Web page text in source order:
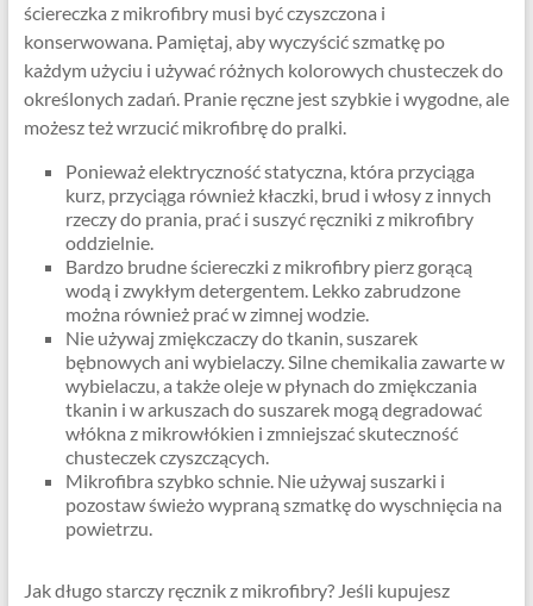
ściereczka z mikrofibry musi być czyszczona i
konserwowana. Pamiętaj, aby wyczyścić szmatkę po
każdym użyciu i używać różnych kolorowych chusteczek do
określonych zadań. Pranie ręczne jest szybkie i wygodne, ale
możesz też wrzucić mikrofibrę do pralki.
Ponieważ elektryczność statyczna, która przyciąga
kurz, przyciąga również kłaczki, brud i włosy z innych
rzeczy do prania, prać i suszyć ręczniki z mikrofibry
oddzielnie.
Bardzo brudne ściereczki z mikrofibry pierz gorącą
wodą i zwykłym detergentem. Lekko zabrudzone
można również prać w zimnej wodzie.
Nie używaj zmiękczaczy do tkanin, suszarek
bębnowych ani wybielaczy. Silne chemikalia zawarte w
wybielaczu, a także oleje w płynach do zmiękczania
tkanin i w arkuszach do suszarek mogą degradować
włókna z mikrowłókien i zmniejszać skuteczność
chusteczek czyszczących.
Mikrofibra szybko schnie. Nie używaj suszarki i
pozostaw świeżo wypraną szmatkę do wyschnięcia na
powietrzu.
Jak długo starczy ręcznik z mikrofibry? Jeśli kupujesz